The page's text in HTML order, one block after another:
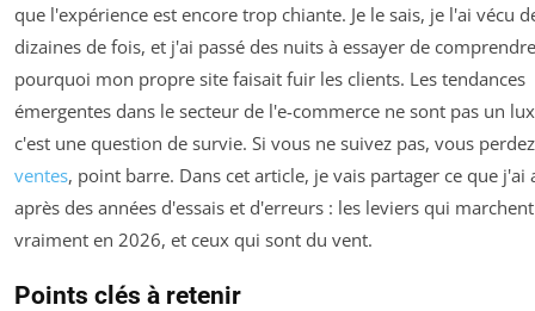
que l'expérience est encore trop chiante. Je le sais, je l'ai vécu
dizaines de fois, et j'ai passé des nuits à essayer de comprendre
pourquoi mon propre site faisait fuir les clients. Les tendances
émergentes dans le secteur de l'e-commerce ne sont pas un
c'est une question de survie. Si vous ne suivez pas, vous
ventes, point barre. Dans cet article, je vais partager ce que j'ai
après des années d'essais et d'erreurs : les leviers qui marchent
vraiment en 2026, et ceux qui sont du vent.
Points clés à retenir